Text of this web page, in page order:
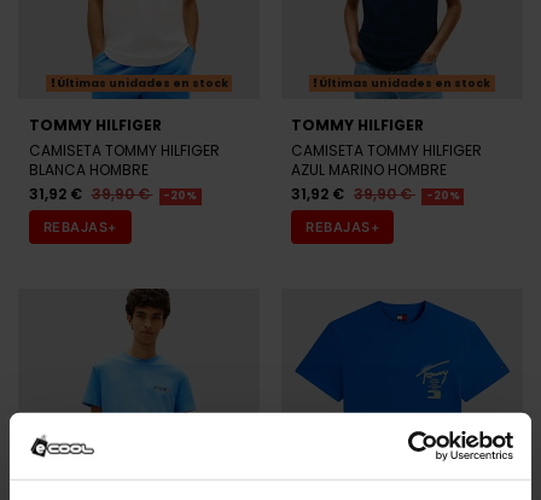
Últimas unidades en stock
TOMMY HILFIGER
CAMISETA TOMMY HILFIGER
BLANCA HOMBRE
31,92 € 39,90 € -20%
REBAJAS+
Últimas unidades en stock
TOMMY HILFIGER
CAMISETA TOMMY HILFIGER
AZUL MARINO HOMBRE
31,92 € 39,90 € -20%
REBAJAS+